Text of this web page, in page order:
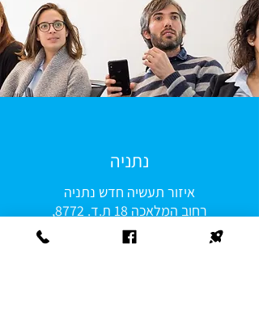
נתניה
איזור תעשיה חדש נתניה
רחוב המלאכה 18 ת.ד. 8772,
מיקוד 4250553